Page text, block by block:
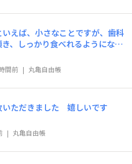
えば、小さなことですが、歯科
、しっかり食べれるようになっ
間前 | 丸亀自由帳
いただきました 嬉しいです
| 丸亀自由帳